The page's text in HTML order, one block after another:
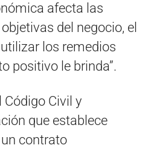
afecta las
del negocio, el
los remedios
positivo le brinda”.
Código Civil y
que establece
contrato